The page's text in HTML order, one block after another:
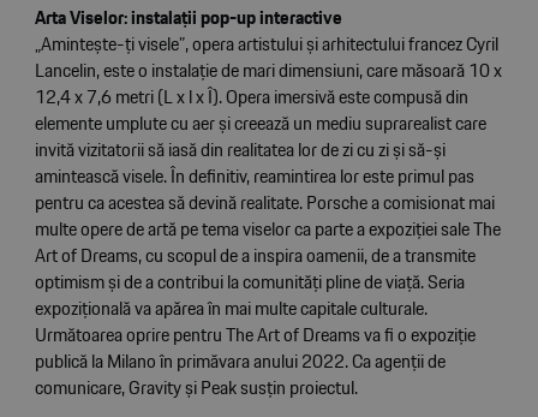
Arta Viselor: instalații pop-up interactive
„Amintește-ți visele”, opera artistului și arhitectului francez Cyril
Lancelin, este o instalație de mari dimensiuni, care măsoară 10 x
12,4 x 7,6 metri (L x l x Î). Opera imersivă este compusă din
elemente umplute cu aer și creează un mediu suprarealist care
invită vizitatorii să iasă din realitatea lor de zi cu zi și să-și
amintească visele. În definitiv, reamintirea lor este primul pas
pentru ca acestea să devină realitate. Porsche a comisionat mai
multe opere de artă pe tema viselor ca parte a expoziției sale The
Art of Dreams, cu scopul de a inspira oamenii, de a transmite
optimism și de a contribui la comunități pline de viață. Seria
expozițională va apărea în mai multe capitale culturale.
Următoarea oprire pentru The Art of Dreams va fi o expoziție
publică la Milano în primăvara anului 2022. Ca agenții de
comunicare, Gravity și Peak susțin proiectul.